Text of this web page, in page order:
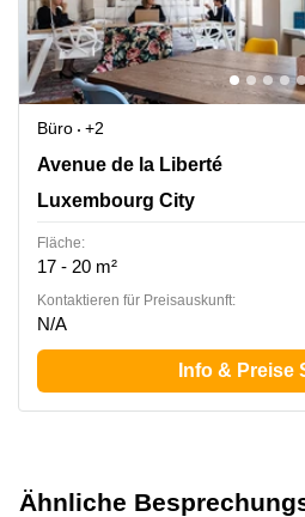
Büro
+2
13-15, Avenue de la Liberté,
Avenue de la Liberté
Luxembourg City
Fläche:
17 - 20 m²
Kontaktieren für Preisauskunft:
N/A
Info & Preise
Ähnliche